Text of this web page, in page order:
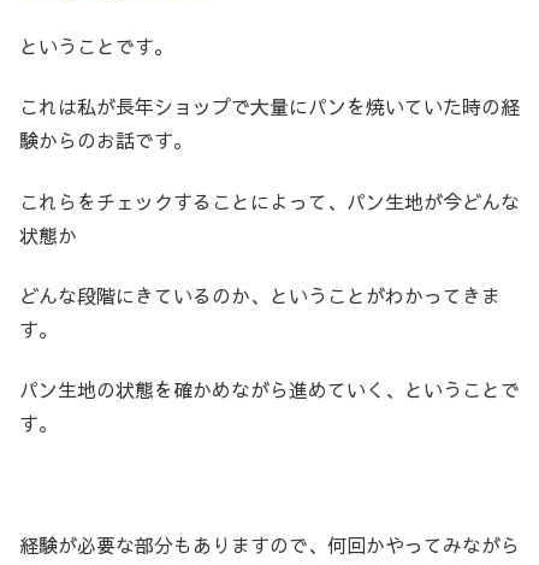
ということです。
これは私が長年ショップで大量にパンを焼いていた時の経
験からのお話です。
これらをチェックすることによって、パン生地が今どんな
状態か
どんな段階にきているのか、ということがわかってきま
す。
パン生地の状態を確かめながら進めていく、ということで
す。
経験が必要な部分もありますので、何回かやってみながら